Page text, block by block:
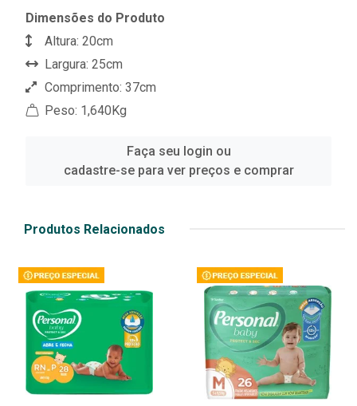
Dimensões do Produto
Altura: 20cm
Largura: 25cm
Comprimento: 37cm
Peso: 1,640Kg
Faça seu login ou
cadastre-se para ver preços e comprar
Produtos Relacionados